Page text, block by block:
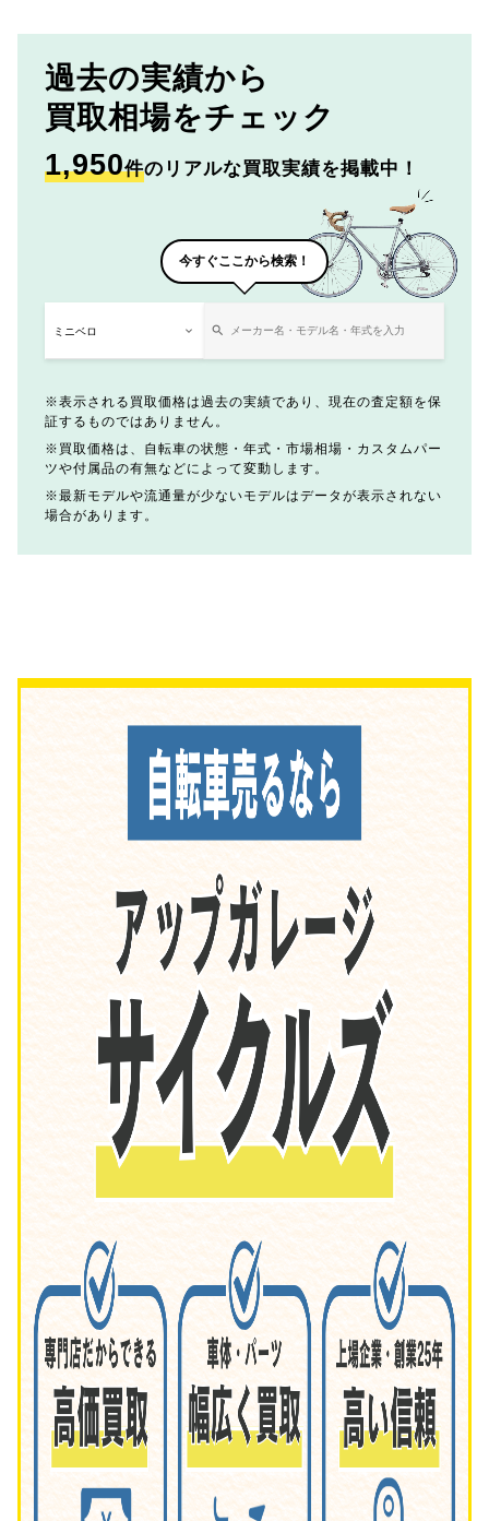
過去の実績から
買取相場をチェック
1,950件のリアルな買取実績を掲載中！
今すぐここから検索！
表示される買取価格は過去の実績であり、現在の査定額を保
証するものではありません。
買取価格は、自転車の状態・年式・市場相場・カスタムパー
ツや付属品の有無などによって変動します。
最新モデルや流通量が少ないモデルはデータが表示されない
場合があります。